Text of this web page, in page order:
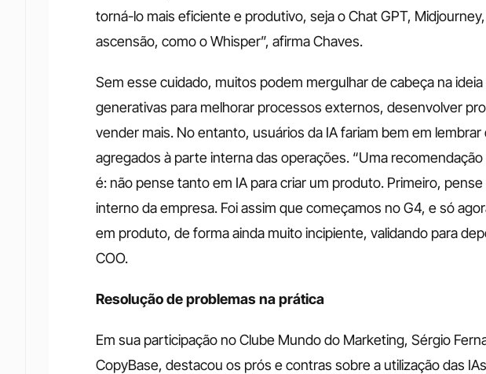
torná-lo mais eficiente e produtivo, seja o Chat GPT,
ascensão, como o Whisper”, afirma Chaves.
Sem esse cuidado, muitos podem mergulhar de cabeça na
generativas para melhorar processos externos, desenvolver
vender mais. No entanto, usuários da IA fariam bem em
agregados à parte interna das operações. “Uma
é: não pense tanto em IA para criar um produto. Primeiro,
interno da empresa. Foi assim que começamos no G4, e só
em produto, de forma ainda muito incipiente, validando para
COO.
Resolução de problemas na prática
Em sua participação no Clube Mundo do Marketing, Sérgio
CopyBase, destacou os prós e contras sobre a utilização das